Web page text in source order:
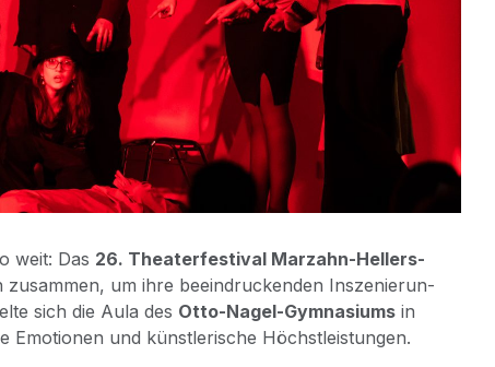
weit: Das 26. Thea­ter­fes­ti­val Mar­zahn-Hel­lers­
um ihre beein­dru­cken­den Insze­nie­run­
sich die Aula des Otto-Nagel-Gym­na­si­ums in
Emo­tio­nen und künst­le­ri­sche Höchstleistungen.